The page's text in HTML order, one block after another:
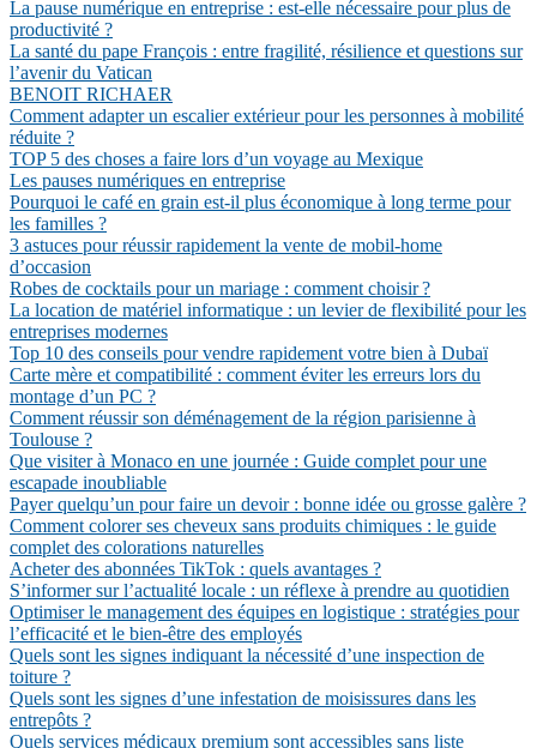
La pause numérique en entreprise : est-elle nécessaire pour plus de
productivité ?
La santé du pape François : entre fragilité, résilience et questions sur
l’avenir du Vatican
BENOIT RICHAER
Comment adapter un escalier extérieur pour les personnes à mobilité
réduite ?
TOP 5 des choses a faire lors d’un voyage au Mexique
Les pauses numériques en entreprise
Pourquoi le café en grain est-il plus économique à long terme pour
les familles ?
3 astuces pour réussir rapidement la vente de mobil-home
d’occasion
Robes de cocktails pour un mariage : comment choisir ?
La location de matériel informatique : un levier de flexibilité pour les
entreprises modernes
Top 10 des conseils pour vendre rapidement votre bien à Dubaï
Carte mère et compatibilité : comment éviter les erreurs lors du
montage d’un PC ?
Comment réussir son déménagement de la région parisienne à
Toulouse ?
Que visiter à Monaco en une journée : Guide complet pour une
escapade inoubliable
Payer quelqu’un pour faire un devoir : bonne idée ou grosse galère ?
Comment colorer ses cheveux sans produits chimiques : le guide
complet des colorations naturelles
Acheter des abonnées TikTok : quels avantages ?
S’informer sur l’actualité locale : un réflexe à prendre au quotidien
Optimiser le management des équipes en logistique : stratégies pour
l’efficacité et le bien-être des employés
Quels sont les signes indiquant la nécessité d’une inspection de
toiture ?
Quels sont les signes d’une infestation de moisissures dans les
entrepôts ?
Quels services médicaux premium sont accessibles sans liste